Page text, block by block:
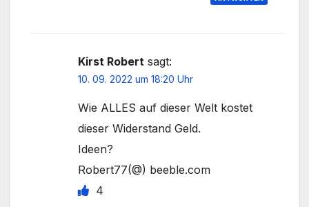
Kirst Robert sagt:
10. 09. 2022 um 18:20 Uhr
Wie ALLES auf dieser Welt kostet
dieser Widerstand Geld.
Ideen?
Robert77(@) beeble.com
4